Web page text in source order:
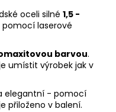
oceli silné 1,5 -
pomocí laserové
barvou.
umístit výrobek jak v
elegantní - pomocí
přiloženo v balení.